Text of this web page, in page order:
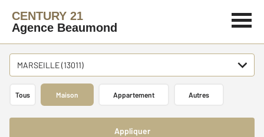
CENTURY 21
Agence Beaumond
MARSEILLE (13011)
Tous Maison Appartement Autres
Appliquer